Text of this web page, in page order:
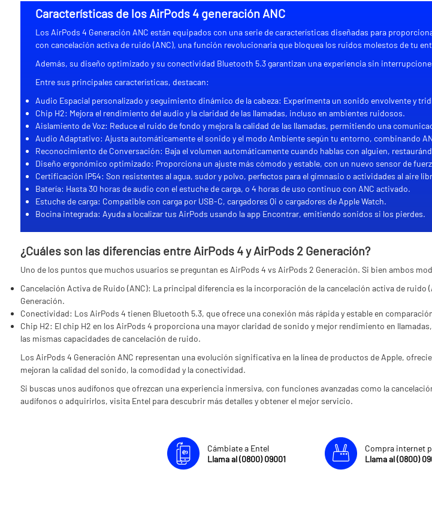
Características de los AirPods 4 generación ANC
Los AirPods 4 Generación ANC están equipados con una serie de características diseñadas para
con cancelación activa de ruido (ANC), una función revolucionaria que bloquea los ruidos molestos de tu
Además, su diseño optimizado y su conectividad Bluetooth 5.3 garantizan una experiencia sin
Entre sus principales características, destacan:
Audio Espacial personalizado y seguimiento dinámico de la cabeza: Experimenta un sonido envolvente y
Chip H2: Mejora el rendimiento del audio y la claridad de las llamadas, incluso en ambientes ruidosos.
Aislamiento de Voz: Reduce el ruido de fondo y mejora la calidad de las llamadas, permitiendo una
Audio Adaptativo: Ajusta automáticamente el sonido y el modo Ambiente según tu entorno, combinando
Reconocimiento de Conversación: Baja el volumen automáticamente cuando hablas con alguien,
Diseño ergonómico optimizado: Proporciona un ajuste más cómodo y estable, con un nuevo sensor de
Certificación IP54: Son resistentes al agua, sudor y polvo, perfectos para el gimnasio o actividades al aire
Batería: Hasta 30 horas de audio con el estuche de carga, o 4 horas de uso continuo con ANC activado.
Estuche de carga: Compatible con carga por USB-C, cargadores Qi o cargadores de Apple Watch.
Bocina integrada: Ayuda a localizar tus AirPods usando la app Encontrar, emitiendo sonidos si los pierdes.
¿Cuáles son las diferencias entre AirPods 4 y AirPods 2 Generación?
Uno de los puntos que muchos usuarios se preguntan es AirPods 4 vs AirPods 2 Generación. Si bien ambos
Cancelación Activa de Ruido (ANC): La principal diferencia es la incorporación de la cancelación activa de
Generación.
Conectividad: Los AirPods 4 tienen Bluetooth 5.3, que ofrece una conexión más rápida y estable en
Chip H2: El chip H2 en los AirPods 4 proporciona una mayor claridad de sonido y mejor rendimiento en
las mismas capacidades de cancelación de ruido.
Los AirPods 4 Generación ANC representan una evolución significativa en la línea de productos de Apple,
mejoran la calidad del sonido, la comodidad y la conectividad.
Si buscas unos audífonos que ofrezcan una experiencia inmersiva, con funciones avanzadas como la
audífonos o adquirirlos, visita Entel para descubrir más detalles y obtener el mejor servicio.
Cámbiate a Entel
Llama al (0800) 09001
Compra internet
Llama al (0800)